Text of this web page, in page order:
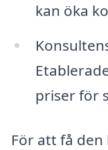
kan öka
priser för
För att få